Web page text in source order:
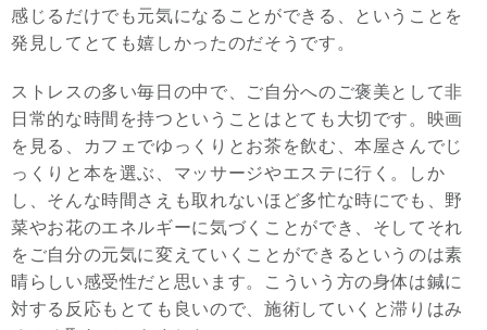
感じるだけでも元気になることができる、ということを
発見してとても嬉しかったのだそうです。
ストレスの多い毎日の中で、ご自分へのご褒美として非
日常的な時間を持つということはとても大切です。映画
を見る、カフェでゆっくりとお茶を飲む、本屋さんでじ
っくりと本を選ぶ、マッサージやエステに行く。しか
し、そんな時間さえも取れないほど多忙な時にでも、野
菜やお花のエネルギーに気づくことができ、そしてそれ
をご自分の元気に変えていくことができるというのは素
晴らしい感受性だと思います。こういう方の身体は鍼に
対する反応もとても良いので、施術していくと滞りはみ